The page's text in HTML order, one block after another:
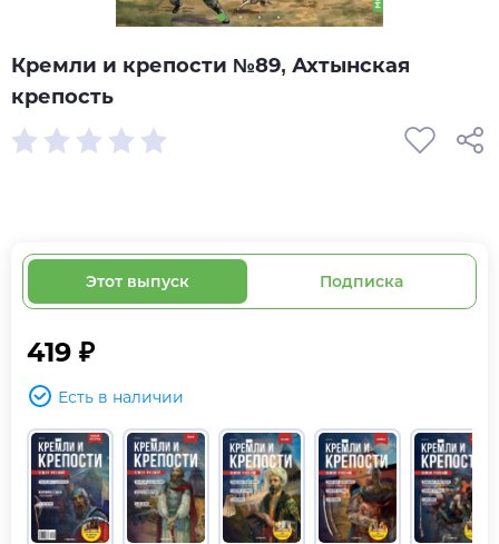
Кремли и крепости №89, Ахтынская
крепость
Этот выпуск Подписка
419 ₽
Есть в наличии